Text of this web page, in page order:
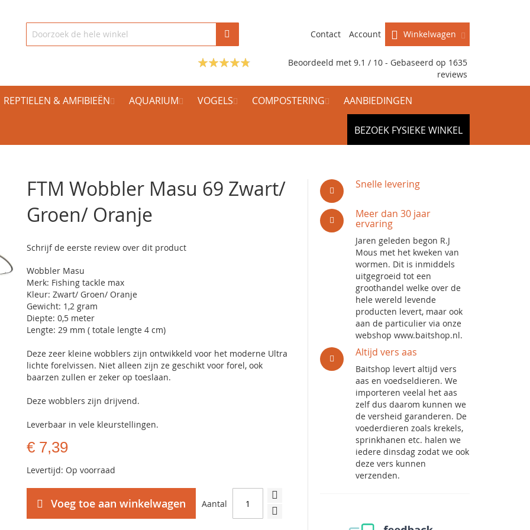
Winkelwagen
Contact Account
Beoordeeld met 9.1 / 10 - Gebaseerd op 1635
reviews
REPTIELEN & AMFIBIEËN AQUARIUM VOGELS COMPOSTERING AANBIEDINGEN
BEZOEK FYSIEKE WINKEL
FTM Wobbler Masu 69 Zwart/
Groen/ Oranje
Schrijf de eerste review over dit product
Wobbler Masu
Merk: Fishing tackle max
Kleur: Zwart/ Groen/ Oranje
Gewicht: 1,2 gram
Diepte: 0,5 meter
Lengte: 29 mm ( totale lengte 4 cm)
Deze zeer kleine wobblers zijn ontwikkeld voor het moderne Ultra
lichte forelvissen. Niet alleen zijn ze geschikt voor forel, ook
baarzen zullen er zeker op toeslaan.
Deze wobblers zijn drijvend.
Leverbaar in vele kleurstellingen.
€ 7,39
Levertijd: Op voorraad
Aantal
Voeg toe aan winkelwagen
Snelle levering
Meer dan 30 jaar
ervaring
Jaren geleden begon R.J
Mous met het kweken van
wormen. Dit is inmiddels
uitgegroeid tot een
groothandel welke over de
hele wereld levende
producten levert, maar ook
aan de particulier via onze
webshop www.baitshop.nl.
Altijd vers aas
Baitshop levert altijd vers
aas en voedseldieren. We
importeren veelal het aas
zelf dus daarom kunnen we
de versheid garanderen. De
voederdieren zoals krekels,
sprinkhanen etc. halen we
iedere dinsdag zodat we ook
deze vers kunnen
verzenden.